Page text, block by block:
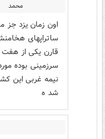
محمد
اون زمان یزد جز
ساتراپهای
قارن یکی از هفت
سرزمینی بوده
نیمه غربی این
شد ه